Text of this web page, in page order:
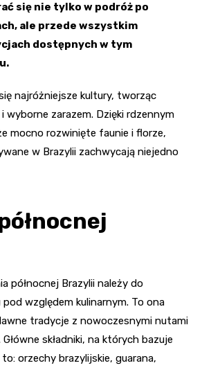
się nie tylko w podróż po
ale przede wszystkim
dostępnych w tym
najróżniejsze kultury, tworząc
wyborne zarazem. Dzięki rdzennym
mocno rozwinięte faunie i florze,
w Brazylii zachwycają niejedno
północnej Brazylii należy do
względem kulinarnym. To ona
tradycje z nowoczesnymi nutami
składniki, na których bazuje
orzechy brazylijskie, guarana,